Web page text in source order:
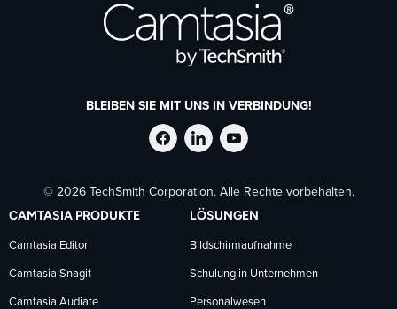
BLEIBEN SIE MIT UNS IN VERBINDUNG!
TechSmith
auf
Facebook
folgen
TechSmith
auf
LinkedIn
folgen
TechSmith
auf
YouTube
folgen
© 2026 TechSmith Corporation. Alle Rechte vorbehalten.
CAMTASIA PRODUKTE
Camtasia Editor
Camtasia Snagit
Camtasia Audiate
LÖSUNGEN
Bildschirmaufnahme
Schulung in Unternehmen
Personalwesen